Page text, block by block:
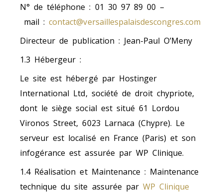
N° de téléphone : 01 30 97 89 00 –
mail :contact@versaillespalaisdescongres.com
Directeur de publication : Jean-Paul O’Meny
1.3 Hébergeur :
Le site est hébergé par Hostinger
International Ltd, société de droit chypriote,
dont le siège social est situé 61 Lordou
Vironos Street, 6023 Larnaca (Chypre). Le
serveur est localisé en France (Paris) et son
infogérance est assurée par WP Clinique.
1.4 Réalisation et Maintenance : Maintenance
technique du site assurée par WP Clinique